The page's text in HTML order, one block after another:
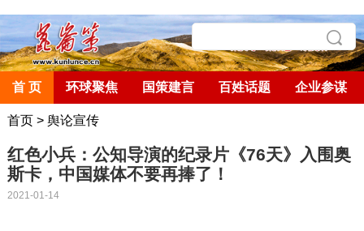
首 页 环球聚焦 国策建言 百姓话题 企业参谋
首页> 舆论宣传
红色小兵：公知导演的纪录片《76天》入围奥
斯卡，中国媒体不要再捧了！
2021-01-14